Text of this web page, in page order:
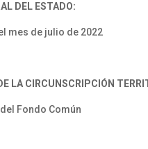
DEL ESTADO:
mes de julio de 2022
LA CIRCUNSCRIPCIÓN
Fondo Común